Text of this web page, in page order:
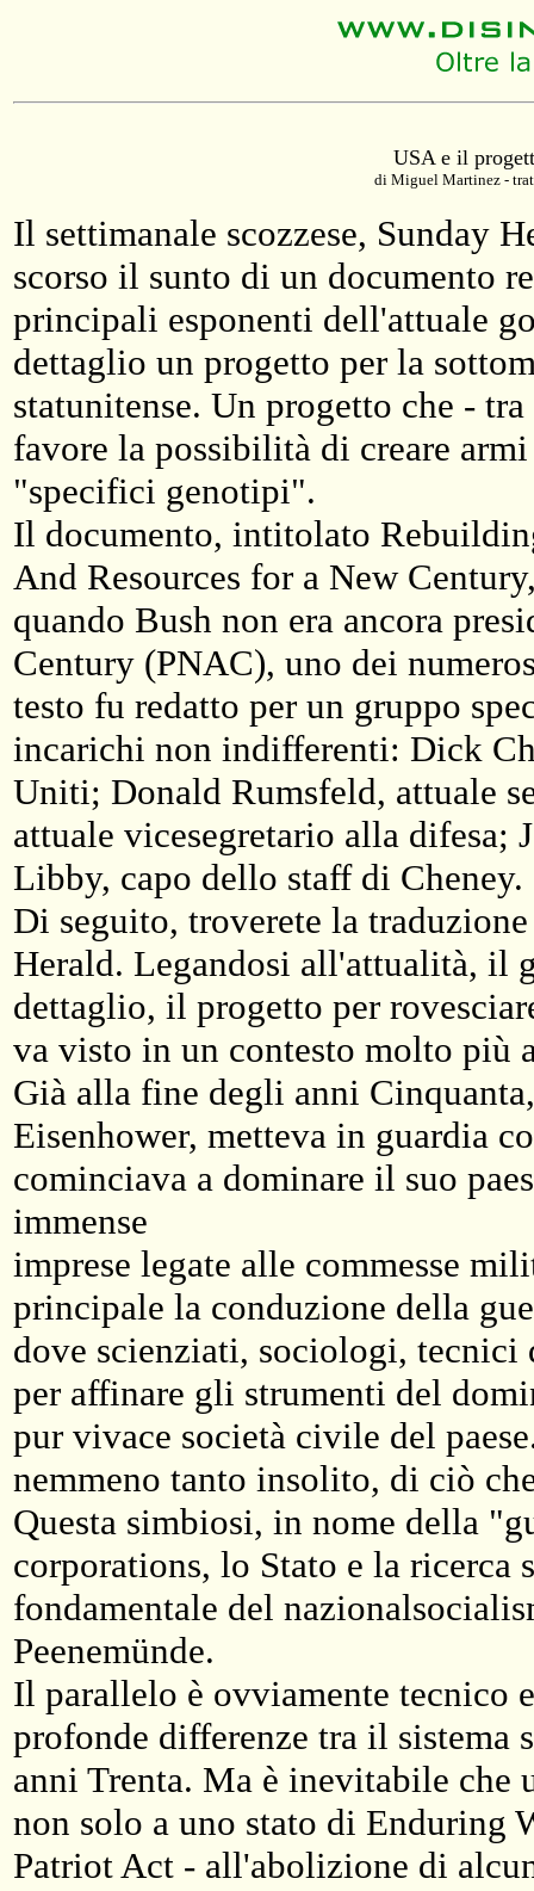
USA e il
di Miguel Martinez -
Il settimanale scozzese, Sunday
scorso il sunto di un documento
principali esponenti dell'attuale
dettaglio un progetto per la
statunitense. Un progetto che -
favore la possibilità di creare
"specifici genotipi".
Il documento, intitolato
And Resources for a New
quando Bush non era ancora
Century (PNAC), uno dei
testo fu redatto per un gruppo
incarichi non indifferenti: Dick
Uniti; Donald Rumsfeld, attuale
attuale vicesegretario alla difesa;
Libby, capo dello staff di Cheney.
Di seguito, troverete la
Herald. Legandosi all'attualità, il
dettaglio, il progetto per
va visto in un contesto molto più
Già alla fine degli anni
Eisenhower, metteva in guardia
cominciava a dominare il suo
immense
imprese legate alle commesse
principale la conduzione della
dove scienziati, sociologi, tecnici
per affinare gli strumenti del
pur vivace società civile del
nemmeno tanto insolito, di ciò
Questa simbiosi, in nome della
corporations, lo Stato e la ricerca
fondamentale del
Peenemünde.
Il parallelo è ovviamente tecnico
profonde differenze tra il sistema
anni Trenta. Ma è inevitabile che
non solo a uno stato di Enduring
Patriot Act - all'abolizione di